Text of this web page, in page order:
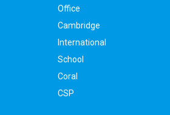
Office
Cambridge
International
School
Coral
CSP